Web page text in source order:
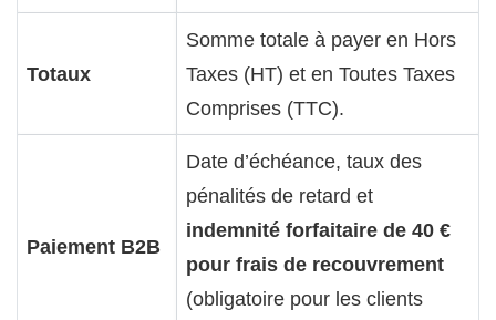
Totaux
Somme totale à payer en Hors
Taxes (HT) et en Toutes Taxes
Comprises (TTC).
Paiement B2B
Date d’échéance, taux des
pénalités de retard et
indemnité forfaitaire de 40 €
pour frais de recouvrement
(obligatoire pour les clients